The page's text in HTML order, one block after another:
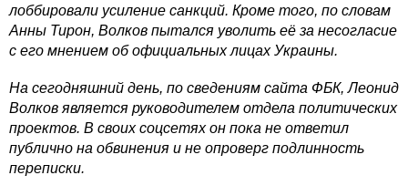
лоббировали усиление санкций. Кроме того, по словам
Анны Тирон, Волков пытался уволить её за несогласие
с его мнением об официальных лицах Украины.
На сегодняшний день, по сведениям сайта ФБК, Леонид
Волков является руководителем отдела политических
проектов. В своих соцсетях он пока не ответил
публично на обвинения и не опроверг подлинность
переписки.